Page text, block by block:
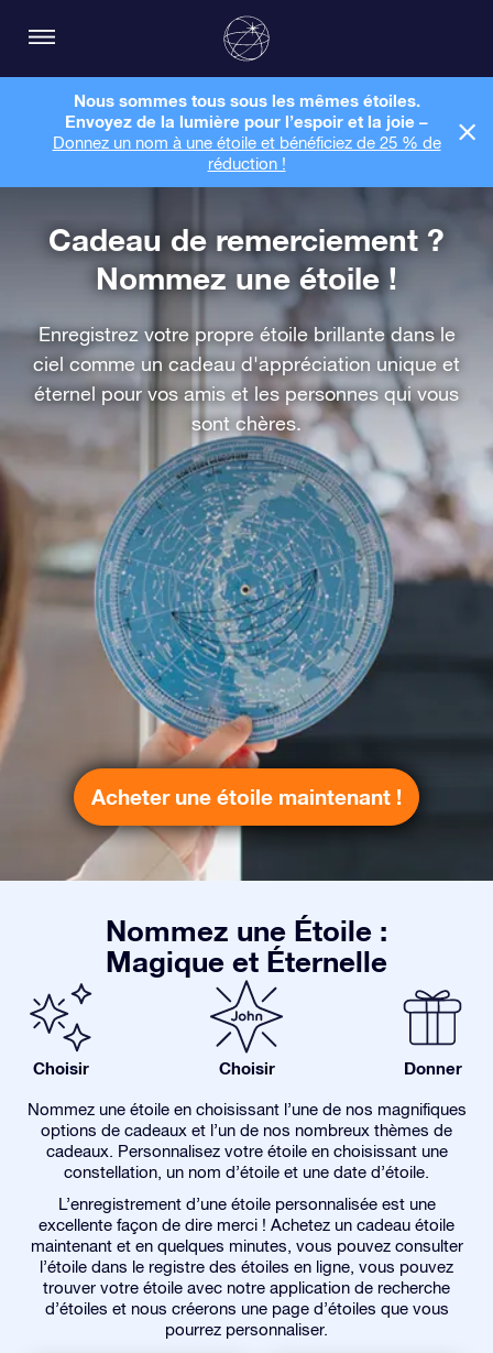
Nous sommes tous sous les mêmes étoiles.
Envoyez de la lumière pour l’espoir et la joie –
Donnez un nom à une étoile et bénéficiez de 25 % de
réduction !
Cadeau de remerciement ?
Nommez une étoile !
Enregistrez votre propre étoile brillante dans le
ciel comme un cadeau d'appréciation unique et
éternel pour vos amis et les personnes qui vous
sont chères.
Acheter une étoile maintenant !
Nommez une Étoile :
Magique et Éternelle
Choisir Choisir Donner
Nommez une étoile en choisissant l’une de nos magnifiques
options de cadeaux et l’un de nos nombreux thèmes de
cadeaux. Personnalisez votre étoile en choisissant une
constellation, un nom d’étoile et une date d’étoile.
L’enregistrement d’une étoile personnalisée est une
excellente façon de dire merci ! Achetez un cadeau étoile
maintenant et en quelques minutes, vous pouvez consulter
l’étoile dans le registre des étoiles en ligne, vous pouvez
trouver votre étoile avec notre application de recherche
d’étoiles et nous créerons une page d’étoiles que vous
pourrez personnaliser.